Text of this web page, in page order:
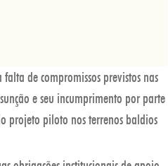
de compromissos previstos nas
e seu incumprimento por parte
projeto piloto nos terrenos baldios